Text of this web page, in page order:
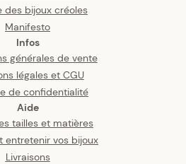
des bijoux créoles
Manifesto
Infos
générales de vente
légales et CGU
de confidentialité
Aide
tailles et matières
entretenir vos bijoux
Livraisons